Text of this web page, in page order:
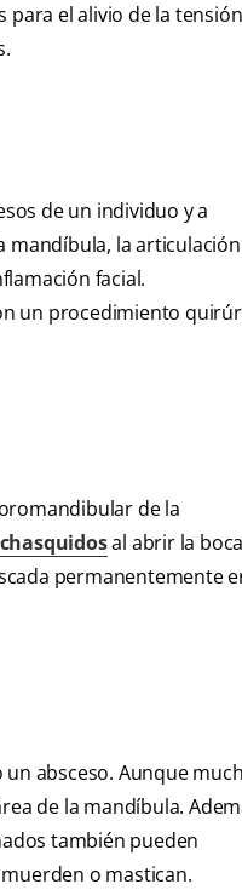
el alivio de la
de un individuo y a
mandíbula, la articulación
facial.
un procedimiento
de la
al abrir la
permanentemente
absceso. Aunque
de la mandíbula.
también pueden
o mastican.